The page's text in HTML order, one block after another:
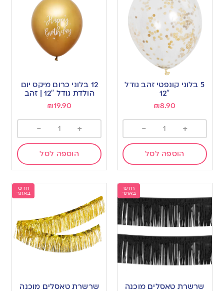
5 בלוני קונפטי זהב גודל
12″
₪8.90
+
-
הוספה לסל
12 בלוני כרום מיקס יום
הולדת גודל 12″ | זהב
₪19.90
+
-
הוספה לסל
חדש
באתר
שרשרת טאסלים מוכנה
חדש
באתר
שרשרת טאסלים מוכנה